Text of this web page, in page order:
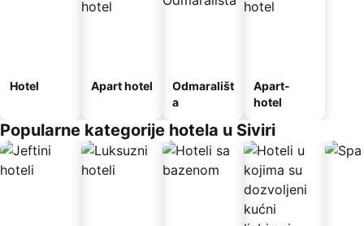
Hotel Apart hotel
Odmarališt
a
Apart-
hotel
Popularne kategorije hotela u Siviri